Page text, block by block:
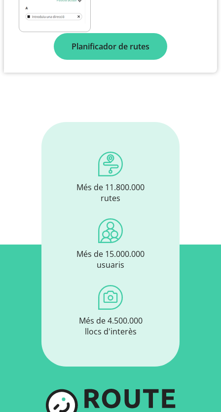
Planificador de rutes
Més de 11.800.000
rutes
Més de 15.000.000
usuaris
Més de 4.500.000
llocs d'interès